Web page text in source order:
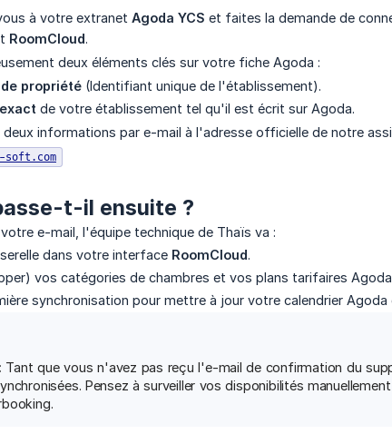
à votre extranet Agoda YCS et faites la demande de
RoomCloud.
deux éléments clés sur votre fiche Agoda :
de propriété (Identifiant unique de l'établissement).
de votre établissement tel qu'il est écrit sur Agoda.
deux informations par e-mail à l'adresse officielle de notre
soft.com
t-il ensuite ?
e-mail, l'équipe technique de Thaïs va :
dans votre interface RoomCloud.
vos catégories de chambres et vos plans tarifaires
synchronisation pour mettre à jour votre calendrier Agoda
Tant que vous n'avez pas reçu l'e-mail de confirmation du
Pensez à surveiller vos disponibilités